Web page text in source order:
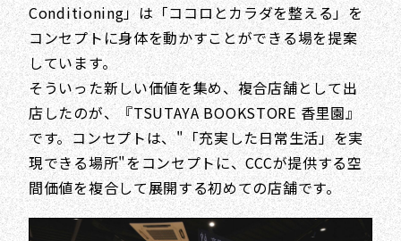
Conditioning」は「ココロとカラダを整える」を
コンセプトに身体を動かすことができる場を提案
しています。
そういった新しい価値を集め、複合店舗として出
店したのが、『TSUTAYA BOOKSTORE 香里園』
です。コンセプトは、"「充実した日常生活」を実
現できる場所"をコンセプトに、CCCが提供する空
間価値を複合して展開する初めての店舗です。